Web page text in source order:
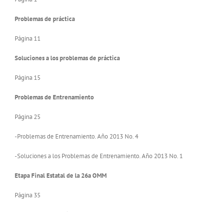
Problemas de práctica
Página 11
Soluciones a los problemas de práctica
Página 15
Problemas de Entrenamiento
Página 25
-Problemas de Entrenamiento. Año 2013 No. 4
-Soluciones a los Problemas de Entrenamiento. Año 2013 No. 1
Etapa Final Estatal de la 26a OMM
Página 35